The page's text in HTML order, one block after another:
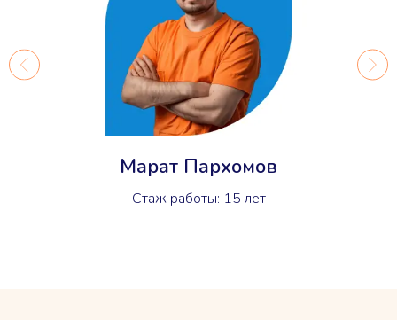
Марат Пархомов
Стаж работы: 15 лет